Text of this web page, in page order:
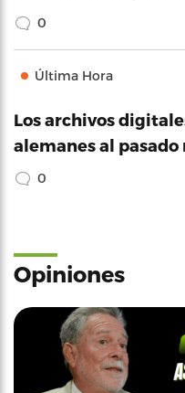
0
Última Hora
Los archivos
alemanes al
0
Opiniones